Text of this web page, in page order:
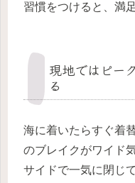
習慣をつけると、満
現地ではピー
る
海に着いたらすぐ着
のブレイクがワイド
サイドで一気に閉じ